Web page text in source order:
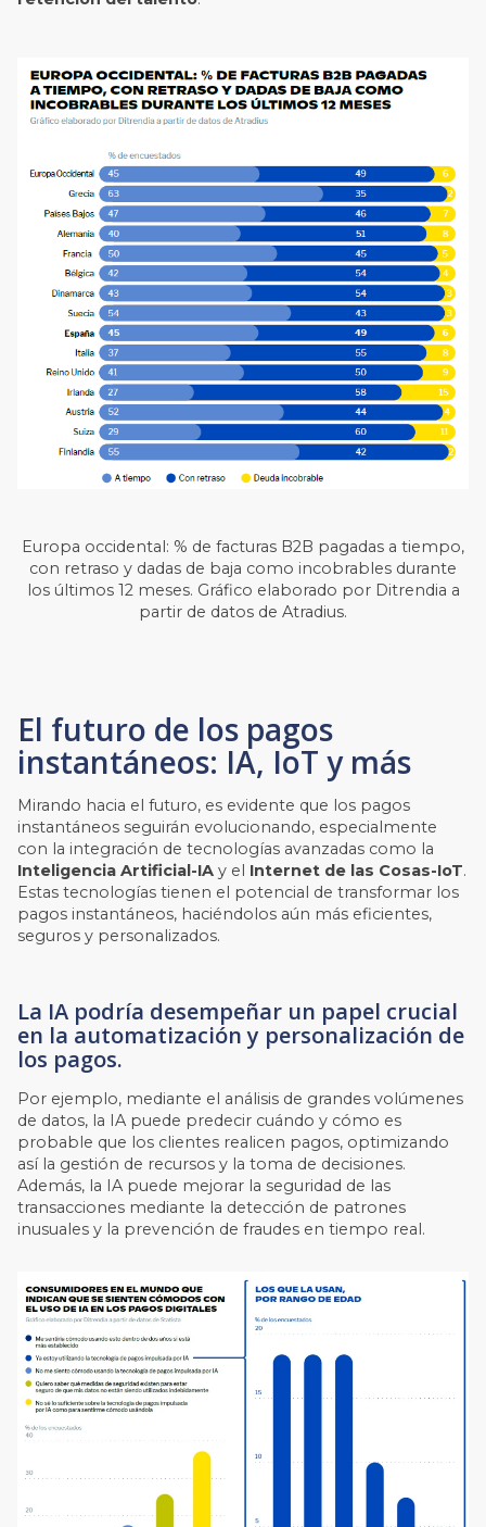
Europa occidental: % de facturas B2B pagadas a tiempo,
con retraso y dadas de baja como incobrables durante
los últimos 12 meses. Gráfico elaborado por Ditrendia a
partir de datos de Atradius.
El futuro de los pagos
instantáneos: IA, IoT y más
Mirando hacia el futuro, es evidente que los pagos
instantáneos seguirán evolucionando, especialmente
con la integración de tecnologías avanzadas como la
Inteligencia Artificial-IA y el Internet de las Cosas-IoT.
Estas tecnologías tienen el potencial de transformar los
pagos instantáneos, haciéndolos aún más eficientes,
seguros y personalizados.
La IA podría desempeñar un papel crucial
en la automatización y personalización de
los pagos.
Por ejemplo, mediante el análisis de grandes volúmenes
de datos, la IA puede predecir cuándo y cómo es
probable que los clientes realicen pagos, optimizando
así la gestión de recursos y la toma de decisiones.
Además, la IA puede mejorar la seguridad de las
transacciones mediante la detección de patrones
inusuales y la prevención de fraudes en tiempo real.